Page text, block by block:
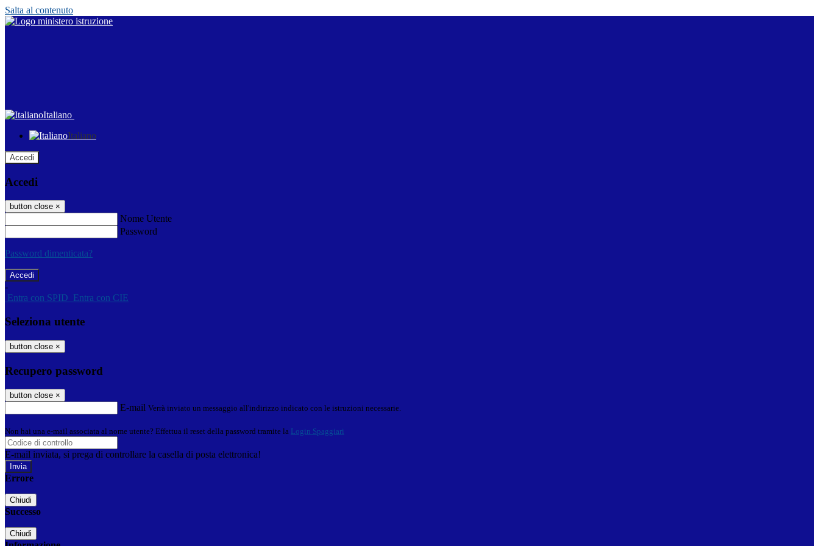
Salta al contenuto
Italiano
Italiano
Accedi
Accedi
button close ×
Nome Utente
Password
Password dimenticata?
-
Entra con SPID Entra con CIE
Seleziona utente
button close ×
Recupero password
button close ×
E-mail Verrà inviato un messaggio all'indirizzo indicato con le istruzioni necessarie.
Non hai una e-mail associata al nome utente? Effettua il reset della password tramite la Login Spaggiari
E-mail inviata, si prega di controllare la casella di posta elettronica!
Errore
Chiudi
Successo
Chiudi